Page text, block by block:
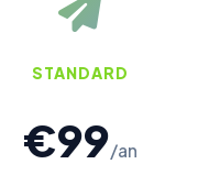
STANDARD
€99/an
comment vous utilisez le site